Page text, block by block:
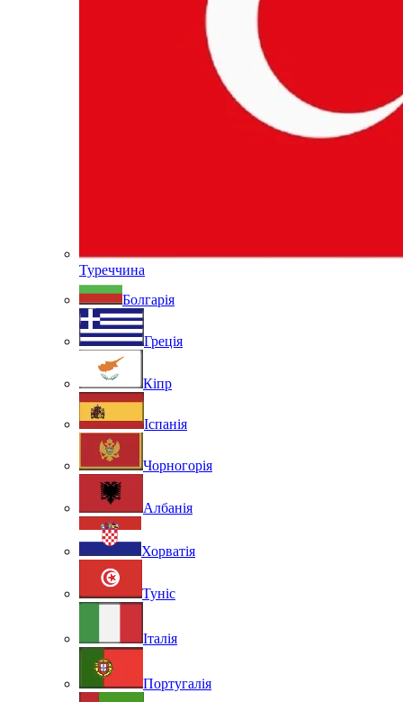
Туреччина
Болгарія
Греція
Кіпр
Іспанія
Чорногорія
Албанія
Хорватія
Туніс
Італія
Португалія